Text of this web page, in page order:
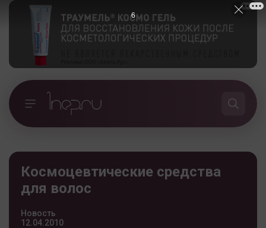
Космоцевтические средства
для волос
Новость
12.04.2010
5